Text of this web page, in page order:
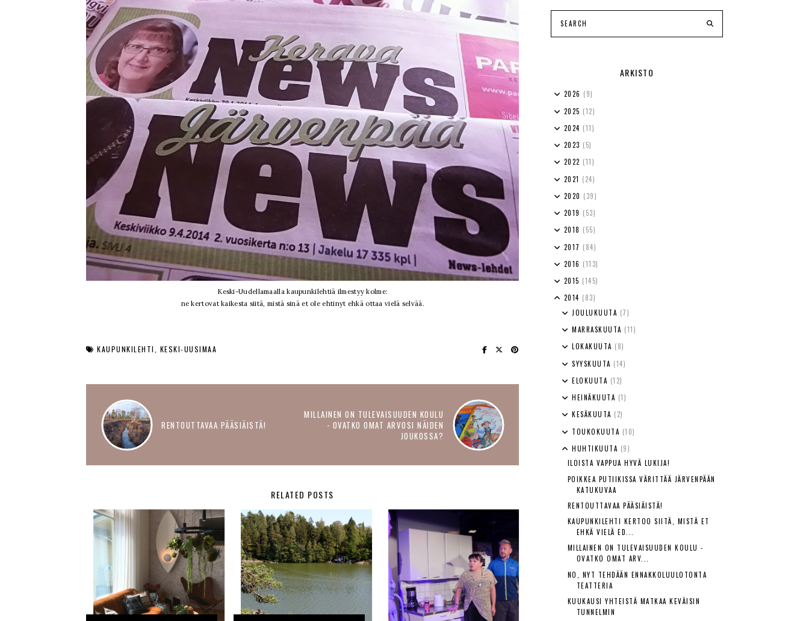
Keski-Uudellamaalla kaupunkilehtiä ilmestyy kolme:
ne kertovat kaikesta siitä, mistä sinä et ole ehtinyt ehkä ottaa vielä selvää.
KAUPUNKILEHTI KESKI-UUSIMAA
RENTOUTTAVAA PÄÄSIÄISTÄ!
MILLAINEN ON TULEVAISUUDEN KOULU
- OVATKO OMAT ARVOSI NÄIDEN
JOUKOSSA?
RELATED POSTS
ARKISTO
2026 (9)
2025 (12)
2024 (11)
2023 (5)
2022 (11)
2021 (24)
2020 (39)
2019 (53)
2018 (55)
2017 (84)
2016 (113)
2015 (145)
2014 (83)
JOULUKUUTA (7)
MARRASKUUTA (11)
LOKAKUUTA (8)
SYYSKUUTA (14)
ELOKUUTA (12)
HEINÄKUUTA (1)
KESÄKUUTA (2)
TOUKOKUUTA (10)
HUHTIKUUTA (9)
ILOISTA VAPPUA HYVÄ LUKIJA!
POIKKEA PUTIIKISSA VÄRITTÄÄ JÄRVENPÄÄN
KATUKUVAA
RENTOUTTAVAA PÄÄSIÄISTÄ!
KAUPUNKILEHTI KERTOO SIITÄ, MISTÄ ET
EHKÄ VIELÄ ED...
MILLAINEN ON TULEVAISUUDEN KOULU -
OVATKO OMAT ARV...
NO, NYT TEHDÄÄN ENNAKKOLUULOTONTA
TEATTERIA
KUUKAUSI YHTEISTÄ MATKAA KEVÄISIN
TUNNELMIN